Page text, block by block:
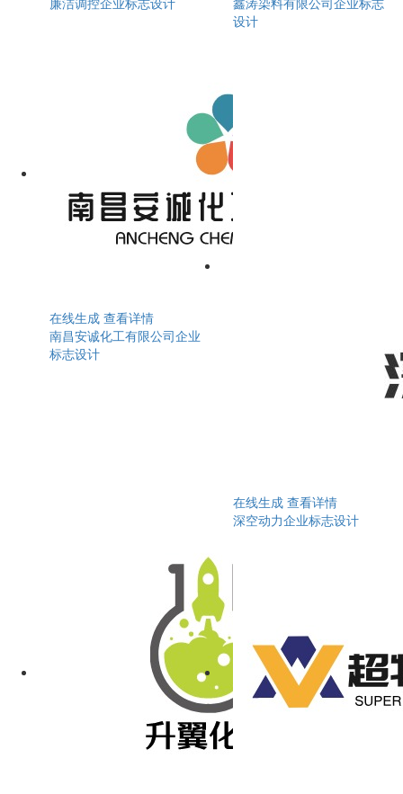
廉洁调控企业标志设计
鑫涛染料有限公司企业标志
设计
在线生成 查看详情
南昌安诚化工有限公司企业
标志设计
在线生成 查看详情
深空动力企业标志设计